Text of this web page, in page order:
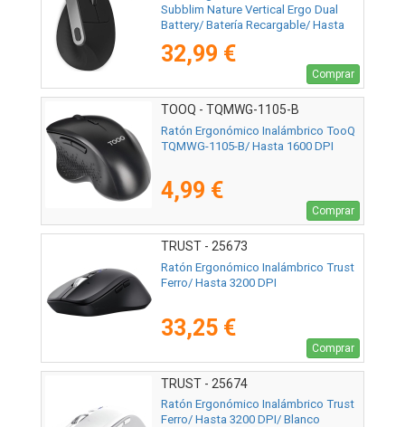
Subblim Nature Vertical Ergo Dual
Battery/ Batería Recargable/ Hasta
32,99 €
Comprar
TOOQ - TQMWG-1105-B
Ratón Ergonómico Inalámbrico TooQ
TQMWG-1105-B/ Hasta 1600 DPI
4,99 €
Comprar
TRUST - 25673
Ratón Ergonómico Inalámbrico Trust
Ferro/ Hasta 3200 DPI
33,25 €
Comprar
TRUST - 25674
Ratón Ergonómico Inalámbrico Trust
Ferro/ Hasta 3200 DPI/ Blanco